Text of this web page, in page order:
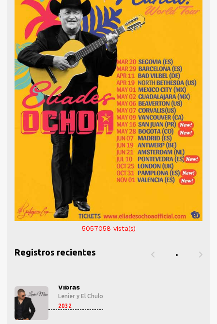
5057058 vista(s)
Registros recientes
Vibras
Lenier y El Chulo
2032